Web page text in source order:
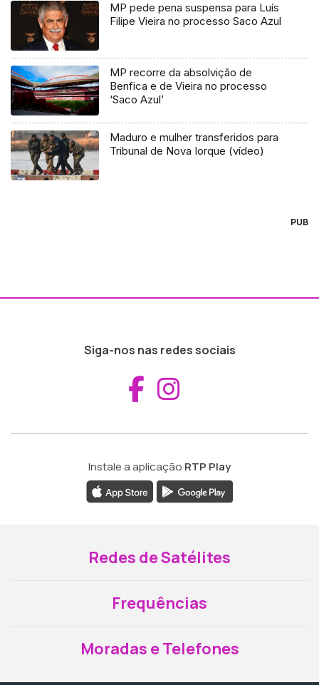
MP pede pena suspensa para Luís
Filipe Vieira no processo Saco Azul
MP recorre da absolvição de
Benfica e de Vieira no processo
‘Saco Azul’
Maduro e mulher transferidos para
Tribunal de Nova Iorque (vídeo)
PUB
Siga-nos nas redes sociais
Aceder ao
Instale a aplicação RTP Play
Redes de Satélites
Frequências
Moradas e Telefones